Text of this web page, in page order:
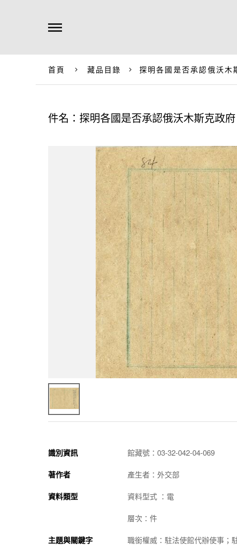
首頁 藏品目錄 探明各國是否承認俄沃木
件名：探明各國是否承認俄沃木斯克政府
識別資訊 館藏號：03-32-042-04-069
著作者 產生者：外交部
資料類型 資料型式 ：電
層次：件
主題與關鍵字 職銜權威：駐法使館代辦使事；